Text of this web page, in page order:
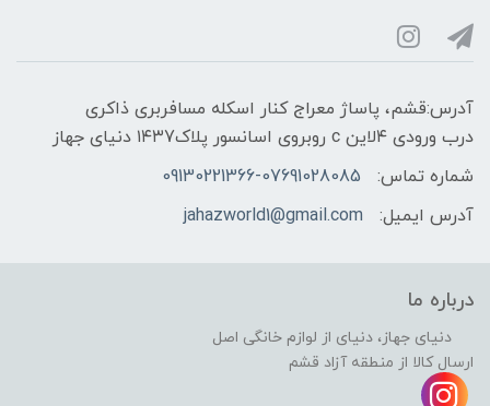
آدرس:قشم، پاساژ معراج کنار اسکله مسافربری ذاکری
درب ورودی ۴لاین c روبروی اسانسور پلاک۱۴۳7 دنیای جهاز
شماره تماس:
09130221366-07691028085
آدرس ایمیل:
jahazworld1@gmail.com
درباره ما
دنیای جهاز، دنیای از لوازم خانگی اصل
ارسال کالا از منطقه آزاد قشم